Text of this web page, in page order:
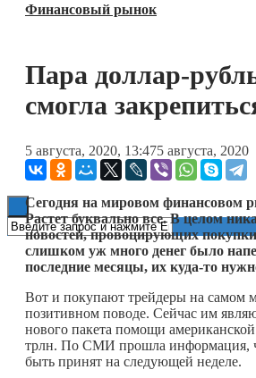
Блокчейн
Технологии
Книги
Финансовый рынок
Пара доллар-
смогла
5 августа, 2020, 13:475 августа, 2020
Сегодня на мировом финансовом
Растет буквально все. В целом
новостей, провоцирующих
слишком уж много денег было
последние месяцы, их куда-то
Вот и покупают трейдеры на самом
позитивном поводе. Сейчас им
нового пакета помощи
трлн. По СМИ прошла информация,
быть принят на следующей неделе.